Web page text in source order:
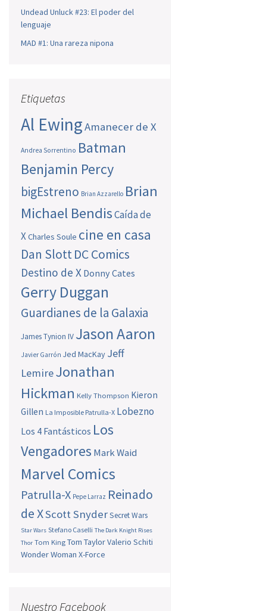
Undead Unluck #23: El poder del
lenguaje
MAD #1: Una rareza nipona
Etiquetas
Al EwingAmanecer de X
Andrea Sorrentino Batman
Benjamin Percy
bigEstreno Brian Azzarello Brian
Michael BendisCaída de
XCharles Soule cine en casa
Dan SlottDC Comics
Destino de X Donny Cates
Gerry Duggan
Guardianes de la Galaxia
James Tynion IV Jason Aaron
Javier Garrón Jed MacKay Jeff
LemireJonathan
Hickman Kelly Thompson Kieron
Gillen La Imposible Patrulla-X Lobezno
Los 4 Fantásticos Los
Vengadores Mark Waid
Marvel Comics
Patrulla-X Pepe Larraz Reinado
de XScott SnyderSecret Wars
Star Wars Stefano Caselli The Dark Knight Rises
Thor Tom King Tom TaylorValerio Schiti
Wonder Woman X-Force
Nuestro Facebook